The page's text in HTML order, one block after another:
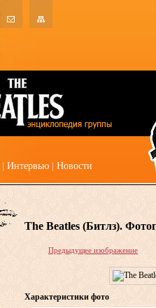
Интервью Новости
The Beatles (Битлз).
Предыдущее изображение
Характеристики фото